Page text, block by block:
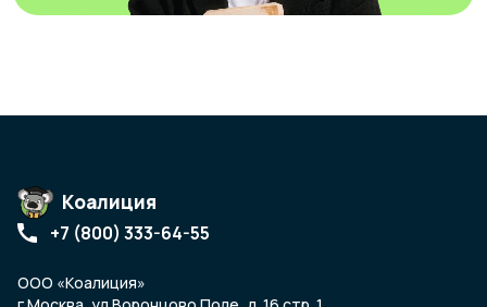
Коалиция
+7 (800) 333-64-55
ООО «Коалиция»